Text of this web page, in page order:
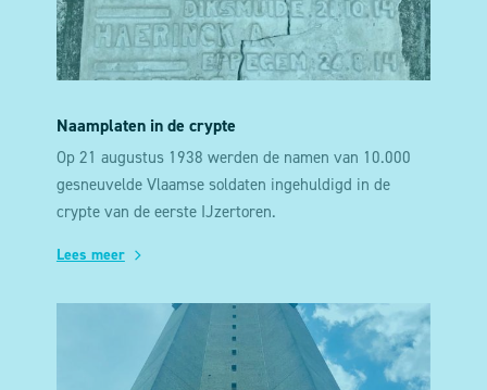
Naamplaten in de crypte
Op 21 augustus 1938 werden de namen van 10.000
gesneuvelde Vlaamse soldaten ingehuldigd in de
crypte van de eerste IJzertoren.
Lees meer